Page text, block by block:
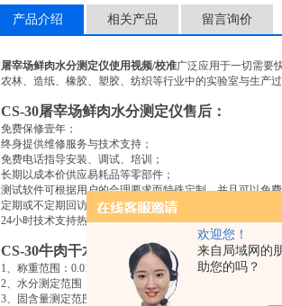
欢迎您！
来自局域网的
助您的吗？
产品介绍 相关产品 留言询价
屠宰场鲜肉水分测定仪使用视频/校准广泛应用于一切需要
农林、造纸、橡胶、塑胶、纺织等行业中的实验室与生产过
CS-30屠宰场鲜肉水分测定仪售后：
免费保修壹年；
终身提供维修服务与技术支持；
免费电话指导安装、调试、培训；
长期以成本价供应易耗品等零部件；
测试软件可根据用户的合理要求而特殊定制，并且可以免
定期或不定期回访客户，邀请客户免费参加技术培训；
24小时技术支持热线，公司技术人员随时为您提供服务。
CS-30牛肉干水分检测仪技术参数:
1、称重范围： 0.01g-180.00g
2、水分测定范围：
0.01%-100%
3、固含量测定范围：
100-0.01%